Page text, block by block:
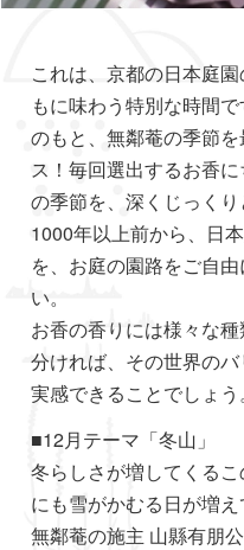
これは、京都の日本庭
もに味わう特別な時間
のもと、無鄰菴の季節
ス！毎回選出するお香
の季節を、深くじっくり
1000年以上前から、日
を、お庭の園路をご自
い。
お香の香りには様々な
分ければ、その世界の
実感できることでしょう。
■12月テーマ「冬山」
冬らしさが増してくる
にも雪がかむる日が増え
無鄰菴の施主 山縣有朋